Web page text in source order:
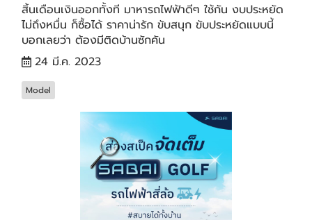
สิ้นเดือนเงินออกทั้งที มาหารถไฟฟ้าดีๆ ใช้กัน งบประหยัด
ไม่ถึงหมื่น ก็ซื้อได้ ราคาน่ารัก ขับสนุก ขับประหยัดแบบนี้
บอกเลยว่า ต้องมีติดบ้านซักคัน
24 มี.ค. 2023
Model